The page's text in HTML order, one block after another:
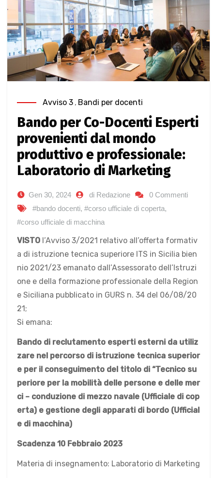
Avviso 3 , Bandi per docenti
Bando per Co-Docenti Esperti
provenienti dal mondo
produttivo e professionale:
Laboratorio di Marketing
Gen 30, 2024 di Redazione
0 Commenti
#bando docenti, #corso ufficiale di coperta,
#corso ufficiale di macchina
VISTO l’Avviso 3/2021 relativo all’offerta formativ
a di istruzione tecnica superiore ITS in Sicilia bien
nio 2021/23 emanato dall’Assessorato dell’Istruzi
one e della formazione professionale della Region
e Siciliana pubblicato in GURS n. 34 del 06/08/20
21;
Si emana:
Bando di reclutamento esperti esterni da utiliz
zare nel percorso di istruzione tecnica superior
e per il conseguimento del titolo di “Tecnico su
periore per la mobilità delle persone e delle mer
ci – conduzione di mezzo navale (Ufficiale di cop
erta) e gestione degli apparati di bordo (Ufficial
e di macchina)
Scadenza 10 Febbraio 2023
Materia di insegnamento: Laboratorio di Marketing